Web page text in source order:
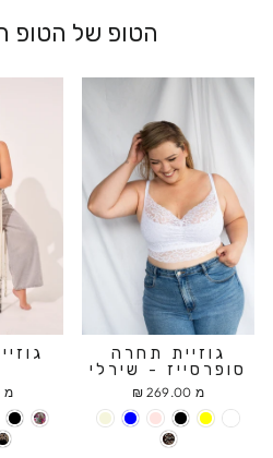
הטופ של הטופ
גוזיית תחרה
סופרסייז - שירלי
מ 269.00 ₪ מ 229.00 ₪